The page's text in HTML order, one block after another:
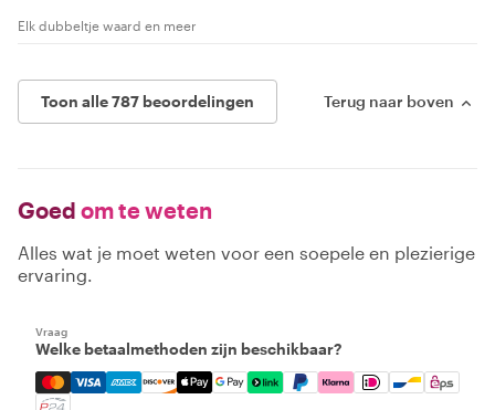
Elk dubbeltje waard en meer
Toon alle 787 beoordelingen Terug naar boven
Goed om te weten
Alles wat je moet weten voor een soepele en plezierige
ervaring.
Vraag
Welke betaalmethoden zijn beschikbaar?
Mastercard, Visa, Amex, Discover, Apple Pay, Google